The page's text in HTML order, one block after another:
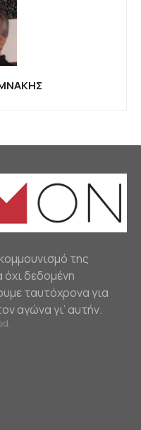
της
δεδομένη
ταυτόχρονα για
αγώνα γι’ αυτήν.